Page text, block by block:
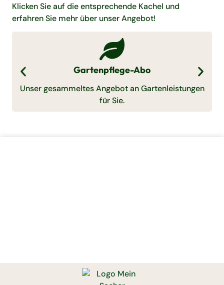
Klicken Sie auf die entsprechende Kachel und
erfahren Sie mehr über unser Angebot!
Gartenpflege-Abo
Unser gesammeltes Angebot an Gartenleistungen
für Sie.